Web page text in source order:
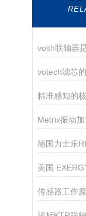
votech滤芯
传感器工作原